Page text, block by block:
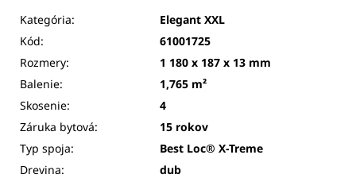
Kategória:
Elegant XXL
Kód:
61001725
Rozmery:
1 180 x 187 x 13 mm
Balenie:
1,765 m²
Skosenie:
4
Záruka bytová:
15 rokov
Typ spoja:
Best Loc® X-Treme
Drevina:
dub